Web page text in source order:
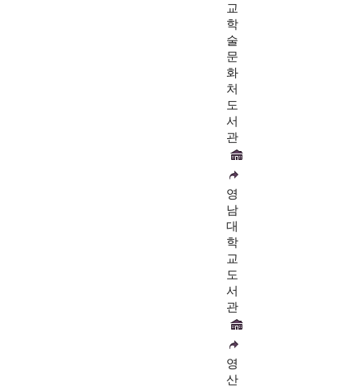
교
학
술
문
화
처
도
서
관
영
남
대
학
교
도
서
관
영
산